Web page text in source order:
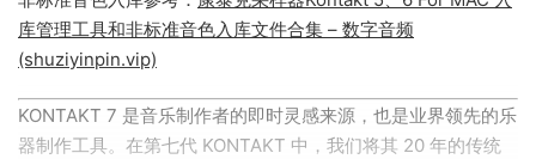
库管理工具和非标准音色入库文件合集 – 数字音频
(shuziyinpin.vip)
KONTAKT 7 是音乐制作者的即时灵感来源，也是业界领先的乐
器制作工具。在第七代 KONTAKT 中，我们将其 20 年的传统